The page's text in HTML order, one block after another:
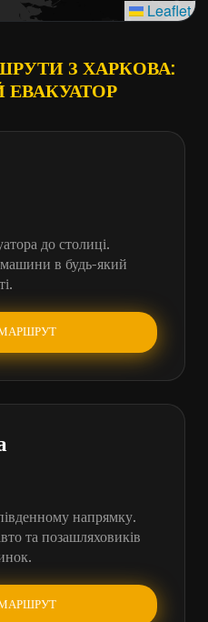
Leaflet
З ХАРКОВА:
до столиці.
в будь-який
напрямку.
та позашляховиків